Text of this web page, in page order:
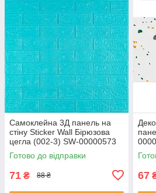
Самоклейна 3Д панель на
стіну Sticker Wall Бірюзова
цегла (002-3) SW-00000573
700х770х3 мм (SHiz17087)
Готово до відправки
71 ₴ 88 ₴ 67